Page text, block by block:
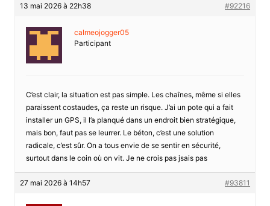
13 mai 2026 à 22h38 #92216
calmeojogger05
Participant
C’est clair, la situation est pas simple. Les chaînes, même si elles
paraissent costaudes, ça reste un risque. J’ai un pote qui a fait
installer un GPS, il l’a planqué dans un endroit bien stratégique,
mais bon, faut pas se leurrer. Le béton, c’est une solution
radicale, c’est sûr. On a tous envie de se sentir en sécurité,
surtout dans le coin où on vit. Je ne crois pas jsais pas
27 mai 2026 à 14h57 #93811